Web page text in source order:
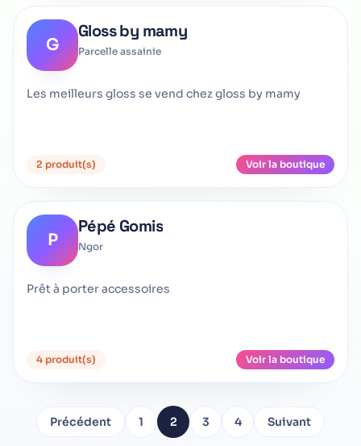
G
Gloss by mamy
Parcelle assainie
Les meilleurs gloss se vend chez gloss by mamy
2 produit(s) Voir la boutique
P
Pépé Gomis
Ngor
Prêt à porter accessoires
4 produit(s) Voir la boutique
Précédent 1 2 3 4 Suivant